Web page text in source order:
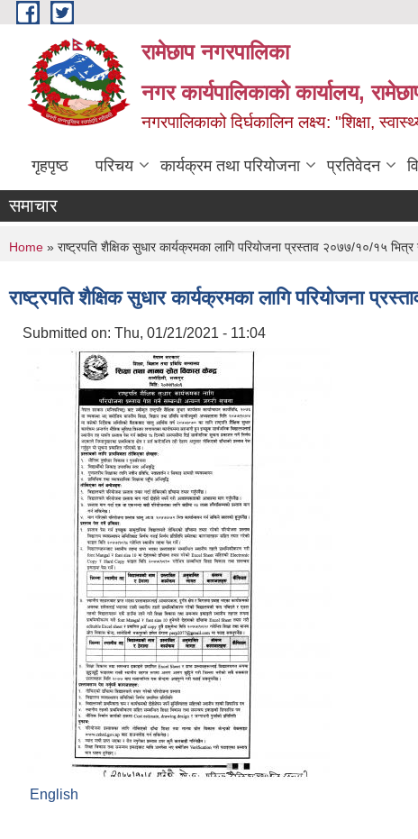
Skip to main content
रामेछाप नगरपालिका
नगर कार्यपालिकाको कार्यालय,
नगरपालिकाको दिर्घकालिन लक्ष्य: "शिक्षा,
गृहपृष्ठ परिचय कार्यक्रम तथा परियोजना प्रतिवेदन
समाचार
You are here
Home » राष्ट्रपति शैक्षिक सुधार कार्यक्रमका लागि परियोजना प्रस्ताव २०७७/१०/१५
राष्ट्रपति शैक्षिक सुधार कार्यक्रमका लागि परियोजना
Submitted on: Thu, 01/21/2021 - 11:04
English